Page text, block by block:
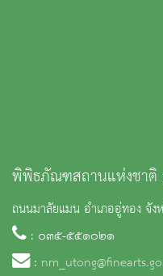
พิพิธภัณฑสถานแห่งชา
ถนนมาลัยแมน อำเภออู่ทอง
: ๐๓๕-๕๕๑๐๒๑
: